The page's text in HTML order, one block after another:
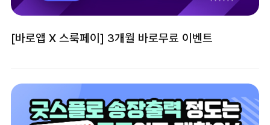
[바로앱 X 스룩페이] 3개월 바로무료 이벤트